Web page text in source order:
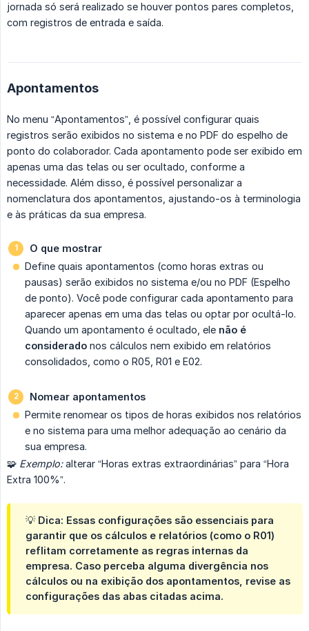
jornada só será realizado se houver pontos pares completos,
com registros de entrada e saída.
Apontamentos
No menu “Apontamentos”, é possível configurar quais
registros serão exibidos no sistema e no PDF do espelho de
ponto do colaborador. Cada apontamento pode ser exibido em
apenas uma das telas ou ser ocultado, conforme a
necessidade. Além disso, é possível personalizar a
nomenclatura dos apontamentos, ajustando-os à terminologia
e às práticas da sua empresa.
O que mostrar
Define quais apontamentos (como horas extras ou
pausas) serão exibidos no sistema e/ou no PDF (Espelho
de ponto). Você pode configurar cada apontamento para
aparecer apenas em uma das telas ou optar por ocultá-lo.
Quando um apontamento é ocultado, ele não é
considerado nos cálculos nem exibido em relatórios
consolidados, como o R05, R01 e E02.
Nomear apontamentos
Permite renomear os tipos de horas exibidos nos relatórios
e no sistema para uma melhor adequação ao cenário da
sua empresa.
🧩 Exemplo:alterar “Horas extras extraordinárias” para “Hora
Extra 100%”.
💡 Dica: Essas configurações são essenciais para
garantir que os cálculos e relatórios (como o R01)
reflitam corretamente as regras internas da
empresa. Caso perceba alguma divergência nos
cálculos ou na exibição dos apontamentos, revise as
configurações das abas citadas acima.